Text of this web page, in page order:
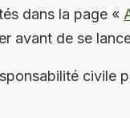
dans la page «
avant de se
civile